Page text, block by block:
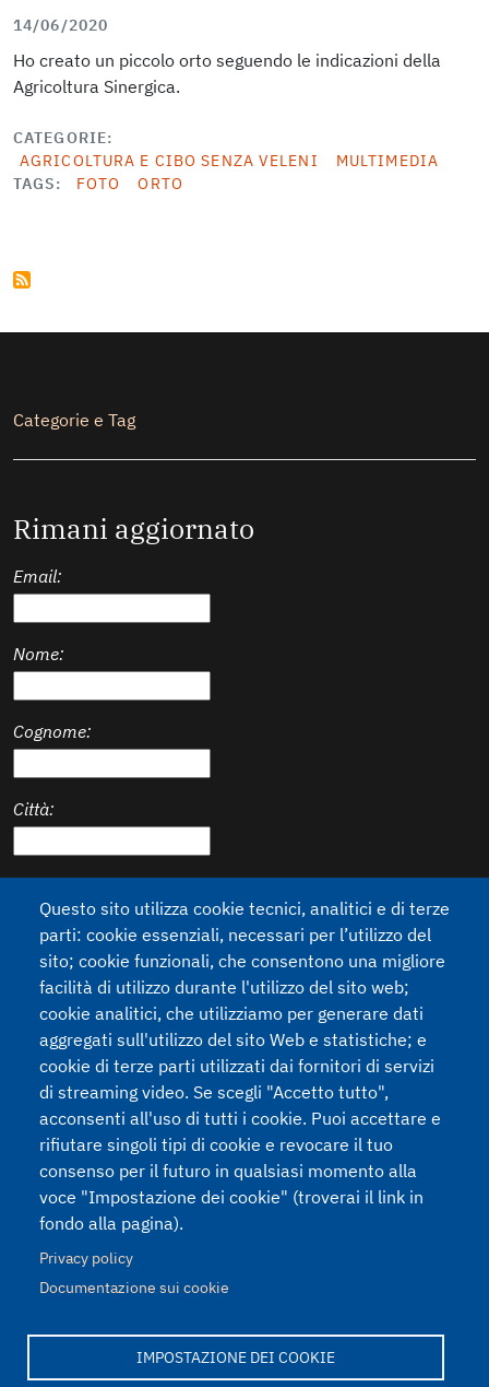
14/06/2020
Ho creato un piccolo orto seguendo le indicazioni della
Agricoltura Sinergica.
CATEGORIE
AGRICOLTURA E CIBO SENZA VELENI
MULTIMEDIA
TAGS
FOTO ORTO
Secondario
Categorie e Tag
Rimani aggiornato
Email:
Nome:
Cognome:
Città:
Trattamento Dati
Acconsento al Trattamento dei miei dati personali (Regulamento
2016/679 - GDPR e decreto legislativo n.196 of 30/6/2003).
nostra Privacy Policy
Questo sito utilizza cookie tecnici, analitici e di terze
parti: cookie essenziali, necessari per l’utilizzo del
sito; cookie funzionali, che consentono una migliore
facilità di utilizzo durante l'utilizzo del sito web;
cookie analitici, che utilizziamo per generare dati
aggregati sull'utilizzo del sito Web e statistiche; e
cookie di terze parti utilizzati dai fornitori di servizi
di streaming video. Se scegli "Accetto tutto",
acconsenti all'uso di tutti i cookie. Puoi accettare e
rifiutare singoli tipi di cookie e revocare il tuo
consenso per il futuro in qualsiasi momento alla
voce "Impostazione dei cookie" (troverai il link in
fondo alla pagina).
Privacy policy
Documentazione sui cookie
IMPOSTAZIONE DEI COOKIE